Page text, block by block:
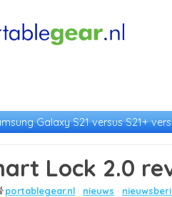
Galaxy S21 versus S21+
Lock 2.0
portablegear.nl nieuws